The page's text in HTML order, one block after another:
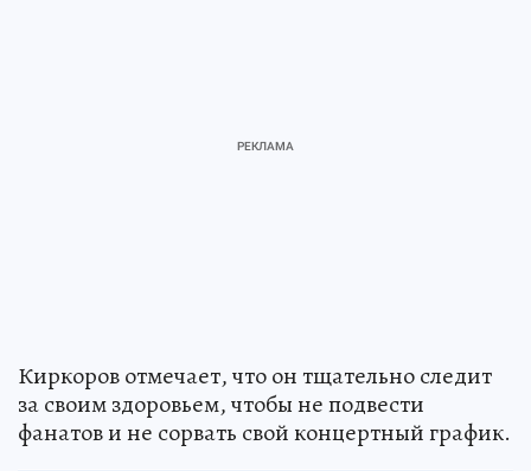
Киркоров отмечает, что он тщательно следит
за своим здоровьем, чтобы не подвести
фанатов и не сорвать свой концертный график.